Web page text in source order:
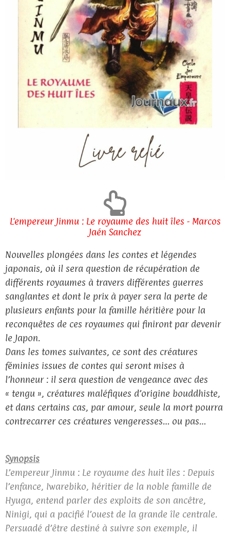
L'empereur Jinmu : Le royaume des huit îles - Marcos
Jaén Sanchez
Nouvelles plongées dans les contes et légendes
japonais, où il sera question de récupération de
différents royaumes à travers différentes guerres
sanglantes et dont le prix à payer sera la perte de
plusieurs enfants pour la famille héritière pour la
reconquêtes de ces royaumes qui finiront par devenir
le Japon.
Dans les tomes suivantes, ce sont des créatures
féminies issues de contes qui seront mises à
l’honneur : il sera question de vengeance avec des
« tengu », créatures maléfiques d’origine bouddhiste,
et dans certains cas, par amour, seule la mort pourra
contrecarrer ces créatures vengeresses… ou pas…
Synopsis
L’empereur Jinmu : Le royaume des huit îles : Depuis
l’enfance, Iwarebiko, héritier de la noble famille de
Hyuga, entend parler des exploits de son ancêtre,
Ninigi, qui a pacifié l’ouest de la grande île centrale.
Persuadé d’être destiné à suivre son exemple, il